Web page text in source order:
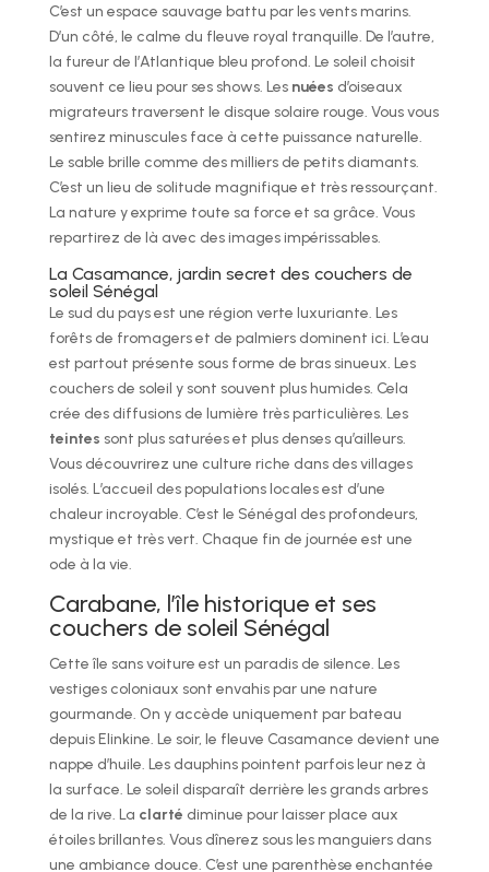
C’est un espace sauvage battu par les vents marins.
D’un côté, le calme du fleuve royal tranquille. De l’autre,
la fureur de l’Atlantique bleu profond. Le soleil choisit
souvent ce lieu pour ses shows. Les nuées d’oiseaux
migrateurs traversent le disque solaire rouge. Vous vous
sentirez minuscules face à cette puissance naturelle.
Le sable brille comme des milliers de petits diamants.
C’est un lieu de solitude magnifique et très ressourçant.
La nature y exprime toute sa force et sa grâce. Vous
repartirez de là avec des images impérissables.
La Casamance, jardin secret des couchers de
soleil Sénégal
Le sud du pays est une région verte luxuriante. Les
forêts de fromagers et de palmiers dominent ici. L’eau
est partout présente sous forme de bras sinueux. Les
couchers de soleil y sont souvent plus humides. Cela
crée des diffusions de lumière très particulières. Les
teintes sont plus saturées et plus denses qu’ailleurs.
Vous découvrirez une culture riche dans des villages
isolés. L’accueil des populations locales est d’une
chaleur incroyable. C’est le Sénégal des profondeurs,
mystique et très vert. Chaque fin de journée est une
ode à la vie.
Carabane, l’île historique et ses
couchers de soleil Sénégal
Cette île sans voiture est un paradis de silence. Les
vestiges coloniaux sont envahis par une nature
gourmande. On y accède uniquement par bateau
depuis Elinkine. Le soir, le fleuve Casamance devient une
nappe d’huile. Les dauphins pointent parfois leur nez à
la surface. Le soleil disparaît derrière les grands arbres
de la rive. La clarté diminue pour laisser place aux
étoiles brillantes. Vous dînerez sous les manguiers dans
une ambiance douce. C’est une parenthèse enchantée